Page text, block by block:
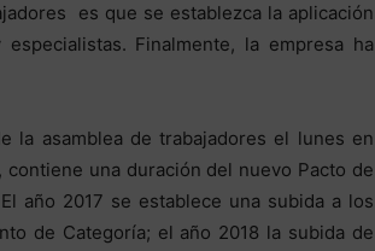
es que se establezca la aplicación
Finalmente, la empresa ha
la asamblea de trabajadores el lunes en
contiene una duración del nuevo Pacto de
año 2017 se establece una subida a los
de Categoría; el año 2018 la subida de